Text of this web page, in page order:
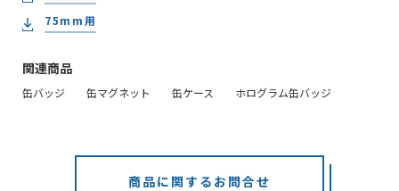
75mm用
関連商品
缶バッジ 缶マグネット 缶ケース ホログラム缶バッジ
商品に関するお問合せ